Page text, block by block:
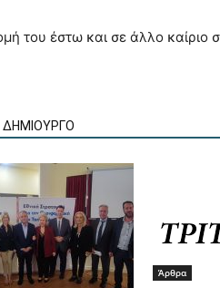
του έστω και σε άλλο καίριο
ΔΗΜΙΟΥΡΓΟ
Άρθρα